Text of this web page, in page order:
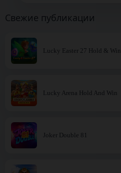
Свежие публикации
Lucky Easter 27 Hold & Win
Lucky Arena Hold And Win
Joker Double 81